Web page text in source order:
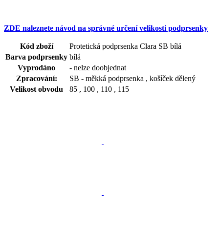
ZDE naleznete návod na správné určení velikosti podprsenky
Kód zboží
Protetická podprsenka Clara SB bílá
Barva podprsenky bílá
Vyprodáno
- nelze doobjednat
Zpracování:
SB - měkká podprsenka , košíček dělený
Velikost obvodu
85 , 100 , 110 , 115